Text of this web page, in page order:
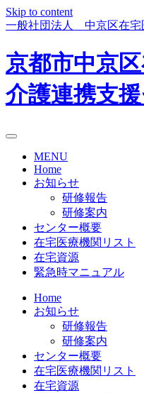
Skip to content
一般社団法人 中京区在宅
京都市中京
介護連携支
MENU
Home
お知らせ
研修報告
研修案内
センター概要
在宅医療機関リスト
在宅資源
緊急時マニュアル
Home
お知らせ
研修報告
研修案内
センター概要
在宅医療機関リスト
在宅資源